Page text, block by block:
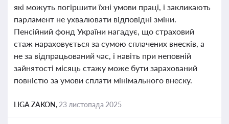
які можуть погіршити їхні умови праці, і закликають
парламент не ухвалювати відповідні зміни.
Пенсійний фонд України нагадує, що страховий
стаж нараховується за сумою сплачених внесків, а
не за відпрацьований час, і навіть при неповній
зайнятості місяць стажу може бути зарахований
повністю за умови сплати мінімального внеску.
LIGA ZAKON, 23 листопада 2025